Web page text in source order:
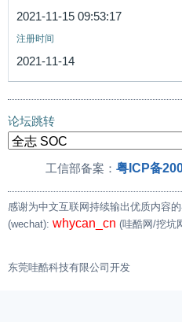
2021-11-15 09:53:17
注册时间
2021-11-14
论坛跳转
工信部备案： 粤ICP备
感谢为中文互联网持续输出优质内容的
(wechat): whycan_cn (哇酷网/挖坑
东莞哇酷科技有限公司开发